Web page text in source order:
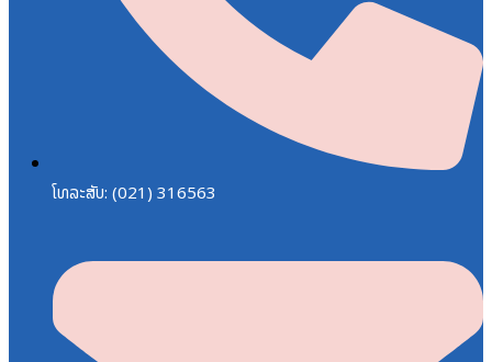
ໂທລະສັບ: (021) 316563